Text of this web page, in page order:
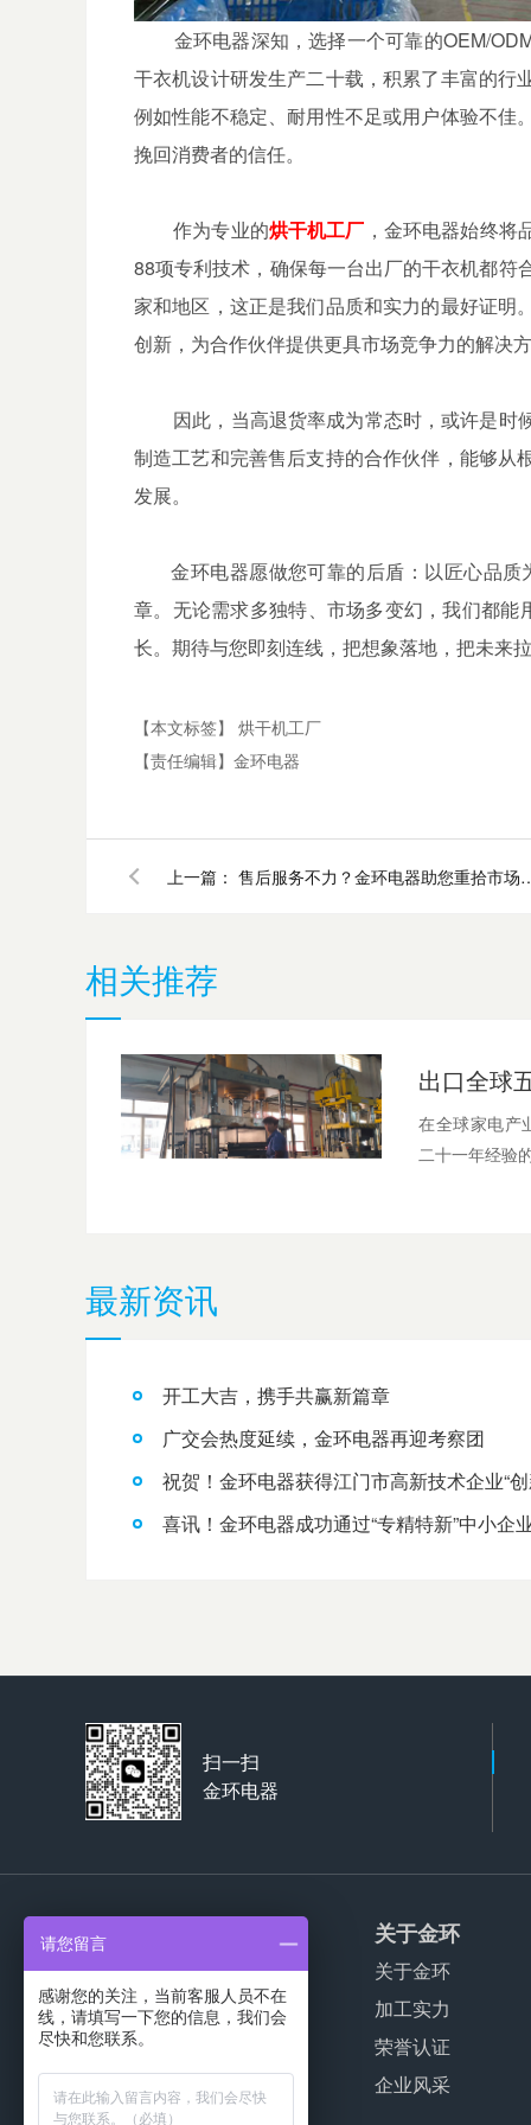
金环电器深知，选择一个可靠的OEM/
干衣机设计研发生产二十载，积累了丰富的行
例如性能不稳定、耐用性不足或用户体验不佳
挽回消费者的信任。
作为专业的烘干机工厂 ，金环电器始终
88项专利技术，确保每一台出厂的干衣机都
家和地区，这正是我们品质和实力的最好证
创新，为合作伙伴提供更具市场竞争力的解决
因此，当高退货率成为常态时，或许是时
制造工艺和完善售后支持的合作伙伴，能够从
发展。
金环电器愿做您可靠的后盾：以匠心品质
章。无论需求多独特、市场多变幻，我们都能
长。期待与您即刻连线，把想象落地，把未来
【本文标签】 烘干机工厂
【责任编辑】 金环电器
上一篇： 售后服务不力？
相关推荐
在全球家电产
二十一年经验
最新资讯
开工大吉，携手共赢新篇章
广交会热度延续，金环电器再迎考察团
祝贺！金环电器获得江门市高新技术企业“
喜讯！金环电器成功通过“专精特新”中小企
扫一扫
金环电器
产品服务
家用干衣机代工
商用干衣机代工
波轮洗衣机代工
关于金环
关于金环
加工实力
荣誉认证
企业风采
请您留言
感谢您的关注，当前客服人员不在
线，请填写一下您的信息，我们会
尽快和您联系。